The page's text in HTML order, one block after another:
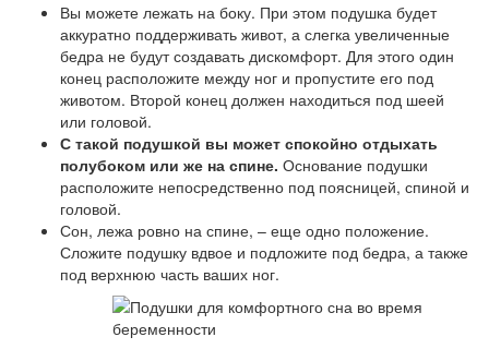
Вы можете лежать на боку. При этом подушка будет
аккуратно поддерживать живот, а слегка увеличенные
бедра не будут создавать дискомфорт. Для этого один
конец расположите между ног и пропустите его под
животом. Второй конец должен находиться под шеей
или головой.
С такой подушкой вы может спокойно отдыхать
полубоком или же на спине. Основание подушки
расположите непосредственно под поясницей, спиной и
головой.
Сон, лежа ровно на спине, – еще одно положение.
Сложите подушку вдвое и подложите под бедра, а также
под верхнюю часть ваших ног.